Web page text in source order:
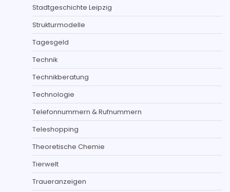
Stadtgeschichte Leipzig
Strukturmodelle
Tagesgeld
Technik
Technikberatung
Technologie
Telefonnummern & Rufnummern
Teleshopping
Theoretische Chemie
Tierwelt
Traueranzeigen